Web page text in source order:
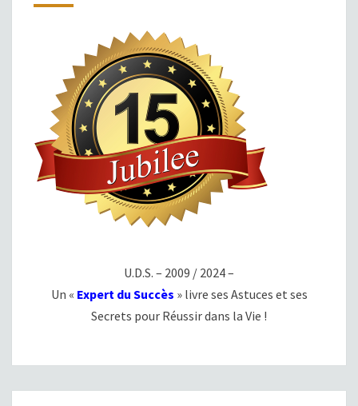
U.D.S. – 2009 / 2024 –
Un « Expert du Succès » livre ses Astuces et ses
Secrets pour Réussir dans la Vie !